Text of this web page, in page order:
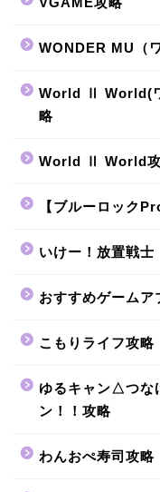
WONDER MU（
World Ⅱ World(
略
World Ⅱ World
【ブルーロック
いけー！放置戦士
おすすめゲームア
こもりライフ攻略
ゆるキャン△つな
ン！！攻略
わんおぺ寿司攻略